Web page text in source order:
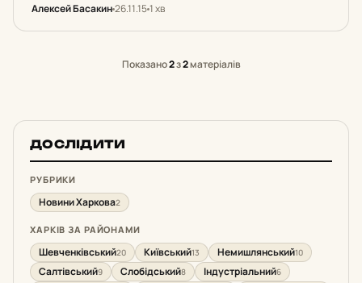
знаменитой трилогии. Владелец необычного
транспорта, стоявшего возле магазина “Сильпо” на
Алексей Басакин26.11.151 хв
Показано2з2матеріалів
ДОСЛІДИТИ
РУБРИКИ
Новини Харкова2
ХАРКІВ ЗА РАЙОНАМИ
Шевченківський20 Київський13 Немишлянський10
Салтівський9 Слобідський8 Індустріальний6